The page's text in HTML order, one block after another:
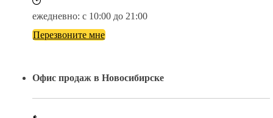
ежедневно: с 10:00 до 21:00
Перезвоните мне
Офис продаж в Новосибирске